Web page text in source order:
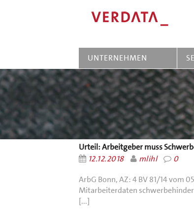
UNTERNEHMEN
Urteil: Arbeitgeber muss
12.12.2018
mlihl
0
ArbG Bonn, AZ: 4 BV 81/14 vom
Mitarbeiterdaten
[...]